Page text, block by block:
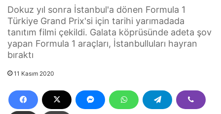
Dokuz yıl sonra İstanbul'a dönen Formula 1
Türkiye Grand Prix'si için tarihi yarımadada
tanıtım filmi çekildi. Galata köprüsünde adeta şov
yapan Formula 1 araçları, İstanbulluları hayran
bıraktı
11 Kasım 2020